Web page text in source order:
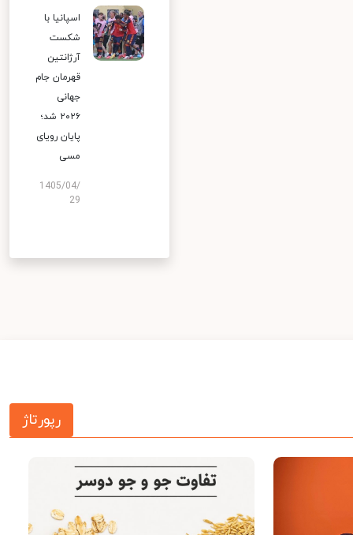
اسپانیا با
شکست
آرژانتین
قهرمان جام
جهانی
۲۰۲۶ شد؛
پایان رویای
مسی
1405/04/
29
رپورتاژ